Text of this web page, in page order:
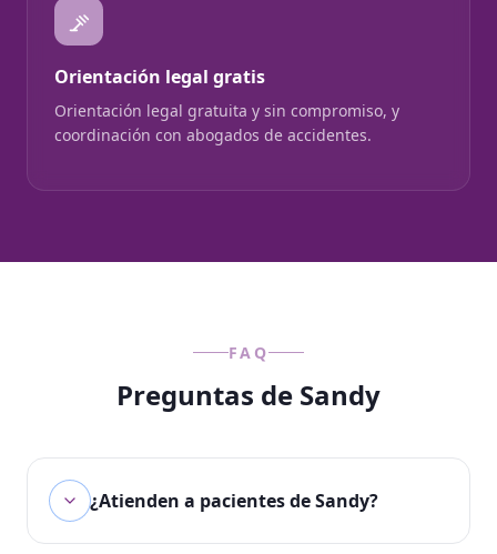
Orientación legal gratis
Orientación legal gratuita y sin compromiso, y
coordinación con abogados de accidentes.
FAQ
Preguntas de Sandy
¿Atienden a pacientes de Sandy?